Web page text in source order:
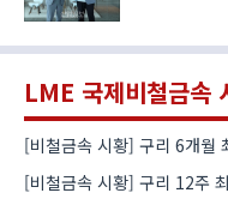
LME 국제비철금속
[비철금속 시황] 구리 6개월
[비철금속 시황] 구리 12주